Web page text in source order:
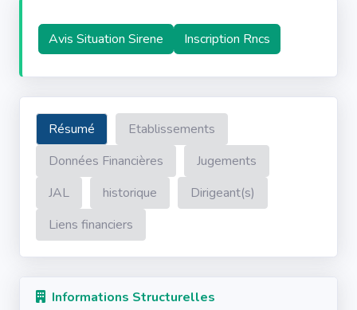
Avis Situation Sirene Inscription Rncs
Résumé
Etablissements
Données Financières
Jugements
JAL
historique
Dirigeant(s)
Liens financiers
Informations Structurelles